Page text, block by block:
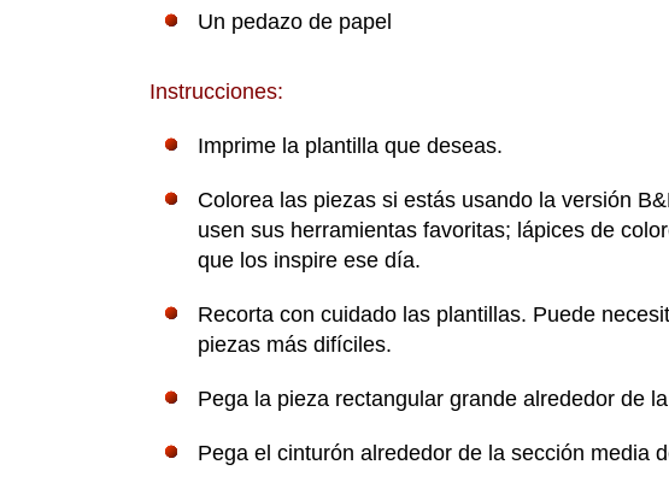
Un pedazo de papel
Instrucciones:
Imprime la plantilla que deseas.
Colorea las piezas si estás usando la versión
usen sus herramientas favoritas; lápices de
que los inspire ese día.
Recorta con cuidado las plantillas. Puede
piezas más difíciles.
Pega la pieza rectangular grande alrededor de
Pega el cinturón alrededor de la sección media